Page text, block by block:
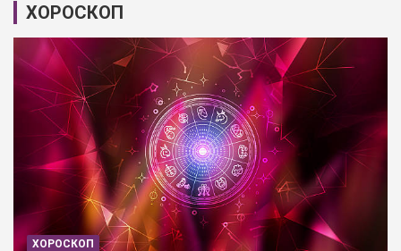
ХОРОСКОП
ХОРОСКОП